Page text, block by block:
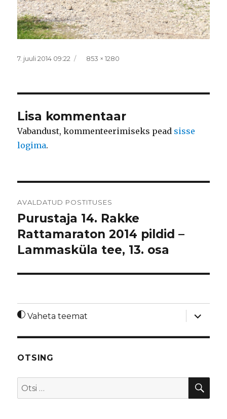
Postitatud
7. juuli 2014 09:22 Täissuurus
853 × 1280
Lisa kommentaar
Vabandust, kommenteerimiseks pead sisse
logima.
AVALDATUD POSTITUSES
Purustaja 14. Rakke
Rattamaraton 2014 pildid –
Lammasküla tee, 13. osa
Vaheta teemat
laienda
OTSING
Otsi: